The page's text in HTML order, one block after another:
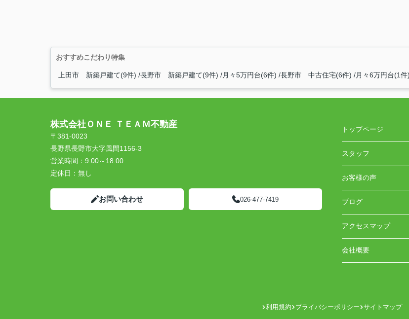
おすすめこだわり特集
上田市 新築戸建て(9件) 長野市 新築戸建て(9件) 月々5万円台(6件) 長野市 中古住宅(6件) 月々6万円台(1件)
株式会社ＯＮＥ ＴＥＡＭ不動産
〒381-0023
長野県長野市大字風間1156-3
営業時間： 9:00～18:00
定休日： 無し
お問い合わせ 026-477-7419
トップページ
スタッフ
お客様の声
ブログ
アクセスマップ
会社概要
利用規約 プライバシーポリシー サイトマップ